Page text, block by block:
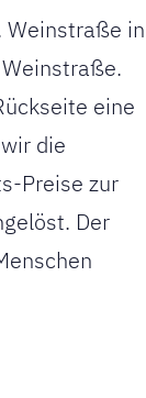
Weinstraße in
eine
die
Preise zur
Der